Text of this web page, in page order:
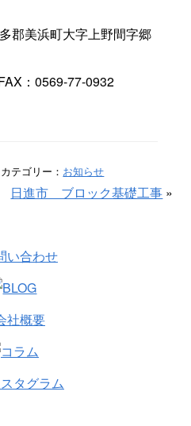
郡美浜町大字上野間字郷
：0569-77-0932
テゴリー： お知らせ
日進市 ブロック基礎工事 »